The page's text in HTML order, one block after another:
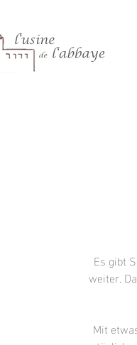
Es gibt
weiter.
Mit